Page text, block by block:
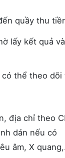
quầy thu
lấy kết quả
thể theo
địa chỉ theo
dán nếu có
âm, X